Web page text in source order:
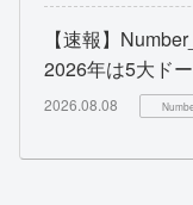
【速報】
2026年は5大ド
2026.08.08